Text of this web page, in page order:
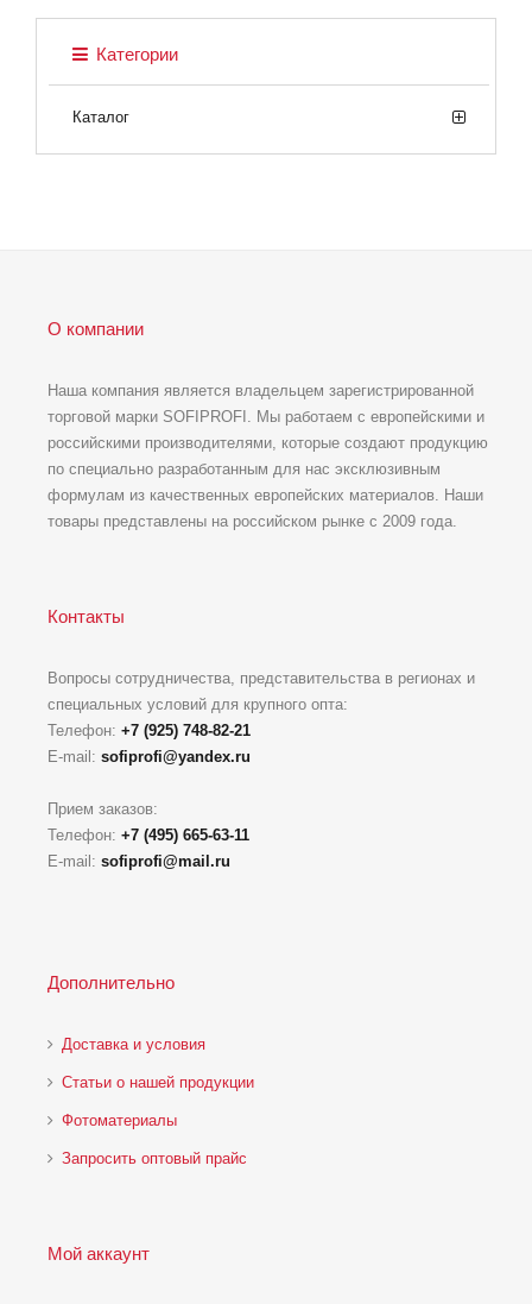
Категории
Каталог
О компании
Наша компания является владельцем зарегистрированной
торговой марки SOFIPROFI. Мы работаем с европейскими и
российскими производителями, которые создают продукцию
по специально разработанным для нас эксклюзивным
формулам из качественных европейских материалов. Наши
товары представлены на российском рынке с 2009 года.
Контакты
Вопросы сотрудничества, представительства в регионах и
специальных условий для крупного опта:
Телефон: +7 (925) 748-82-21
E-mail: sofiprofi@yandex.ru
Прием заказов:
Телефон: +7 (495) 665-63-11
E-mail: sofiprofi@mail.ru
Дополнительно
Доставка и условия
Статьи о нашей продукции
Фотоматериалы
Запросить оптовый прайс
Мой аккаунт